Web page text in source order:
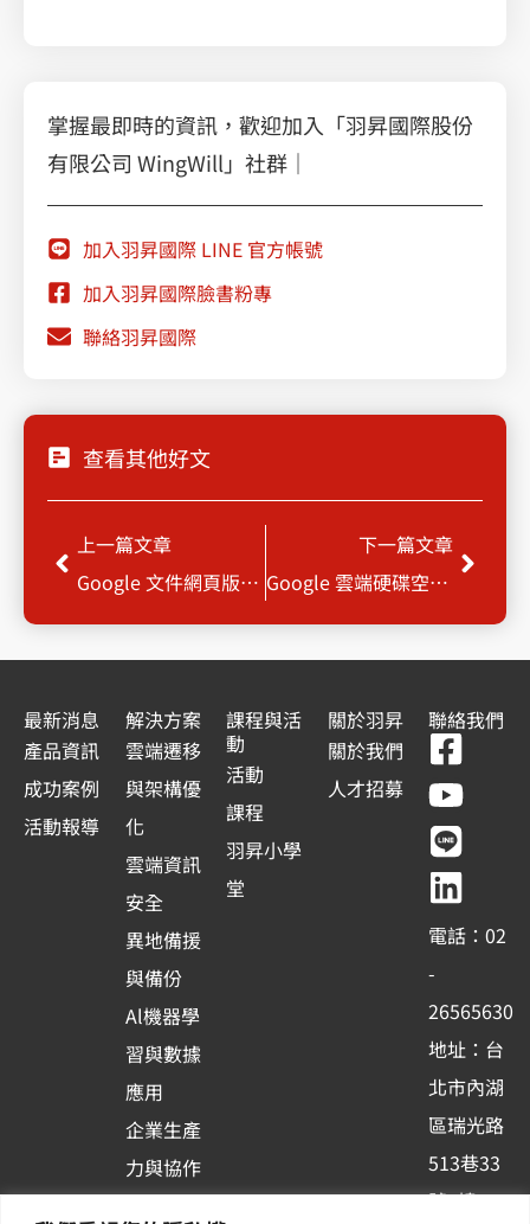
掌握最即時的資訊，歡迎加入「羽昇國際股份
有限公司 WingWill」社群｜
加入羽昇國際 LINE 官方帳號
加入羽昇國際臉書粉專
聯絡羽昇國際
查看其他好文
上一頁
上一篇文章
Google 文件網頁版支援更多 Markdown 語法，編輯文件時更便利
下一篇文章
Google 雲端硬碟空間的管理工具更新，儲存用量一目瞭然
下一
最新消息
產品資訊
成功案例
活動報導
解決方案
雲端遷移
與架構優
化
雲端資訊
安全
異地備援
與備份
Al機器學
習與數據
應用
企業生產
力與協作
課程與活
動
活動
課程
羽昇小學
堂
關於羽昇
關於我們
人才招募
聯絡我們
F
a
c
e
b
o
o
k
-
s
q
u
a
r
Y
o
u
t
u
b
e
L
i
n
e
L
i
n
k
e
d
i
n
電話：02
-
26565630
地址：台
北市內湖
區瑞光路
513巷33
號6樓